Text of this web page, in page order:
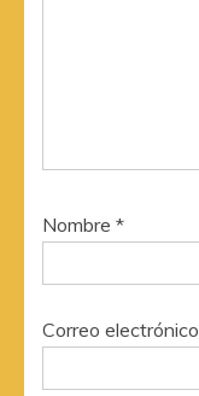
Nombre *
Correo electrónico